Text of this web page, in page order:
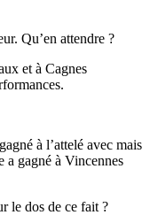
Qu’en attendre ?
et à Cagnes
à l’attelé avec mais
a gagné à Vincennes
le dos de ce fait ?